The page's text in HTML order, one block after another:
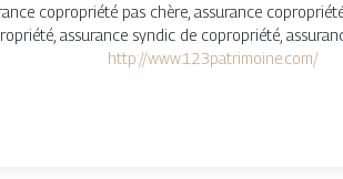
copropriété pas chère, assurance
assurance syndic de copropriété,
http://www.123patrimoine.com/